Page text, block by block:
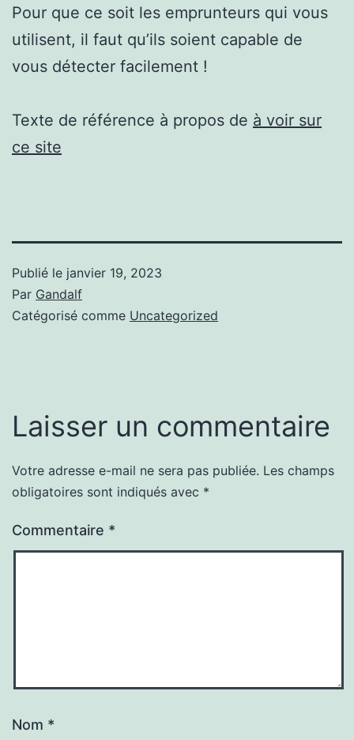
Pour que ce soit les emprunteurs qui vous
utilisent, il faut qu’ils soient capable de
vous détecter facilement !
Texte de référence à propos de à voir sur
ce site
Publié le janvier 19, 2023
Par Gandalf
Catégorisé comme Uncategorized
Laisser un commentaire
Votre adresse e-mail ne sera pas publiée. Les champs
obligatoires sont indiqués avec *
Commentaire *
Nom *